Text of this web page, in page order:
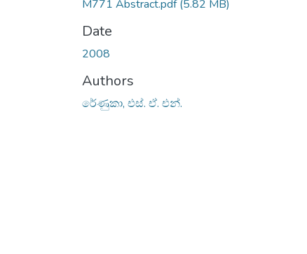
M771 Abstract.pdf(5.82 MB)
Date
2008
Authors
රේණුකා, එස්. ඒ. එන්.